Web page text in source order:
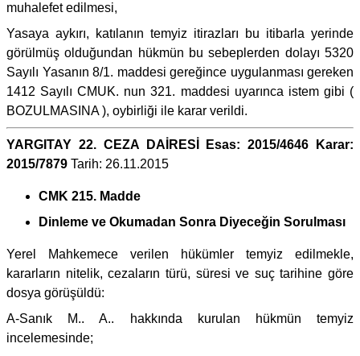
muhalefet edilmesi,
Yasaya aykırı, katılanın temyiz itirazları bu itibarla yerinde
görülmüş olduğundan hükmün bu sebeplerden dolayı 5320
Sayılı Yasanın 8/1. maddesi gereğince uygulanması gereken
1412 Sayılı CMUK. nun 321. maddesi uyarınca istem gibi (
BOZULMASINA ), oybirliği ile karar verildi.
YARGITAY 22. CEZA DAİRESİ Esas: 2015/4646 Karar:
2015/7879 Tarih: 26.11.2015
CMK 215. Madde
Dinleme ve Okumadan Sonra Diyeceğin Sorulması
Yerel Mahkemece verilen hükümler temyiz edilmekle,
kararların nitelik, cezaların türü, süresi ve suç tarihine göre
dosya görüşüldü:
A-Sanık M.. A.. hakkında kurulan hükmün temyiz
incelemesinde;